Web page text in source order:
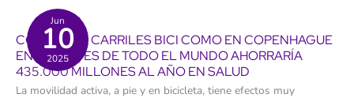
ingresos
al
año
contaminación
Jun
10
2025
CONSTRUIR CARRILES BICI COMO EN COPENHAGUE
EN CIUDADES DE TODO EL MUNDO AHORRARÍA
435.000 MILLONES AL AÑO EN SALUD
La movilidad activa, a pie y en bicicleta, tiene efectos muy